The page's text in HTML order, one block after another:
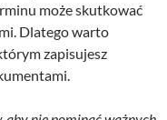
może skutkować
Dlatego warto
zapisujesz